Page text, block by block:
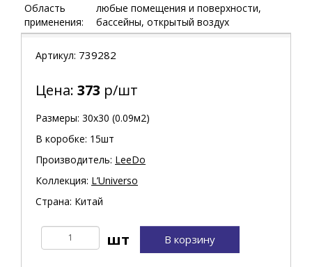
Область
применения:
любые помещения и поверхности,
бассейны, открытый воздух
Артикул: 739282
Цена: 373 р/шт
Размеры: 30х30 (0.09м2)
В коробке: 15шт
Производитель: LeeDo
Коллекция: L’Universo
Страна: Китай
В корзину